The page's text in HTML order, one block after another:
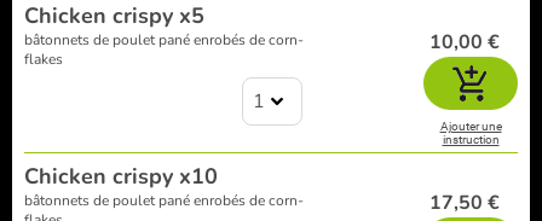
Chicken crispy x5
bâtonnets de poulet pané enrobés de corn-
flakes
1
10,00 €
Ajouter une
instruction
Chicken crispy x10
bâtonnets de poulet pané enrobés de corn-
17,50 €